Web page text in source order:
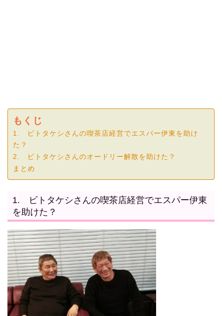
もくじ
1. ビトタケシさんの喫茶店経営でエスパー伊東を助け
た？
2. ビトタケシさんのオードリー解散を助けた？
まとめ
1. ビトタケシさんの喫茶店経営でエスパー伊東
を助けた？